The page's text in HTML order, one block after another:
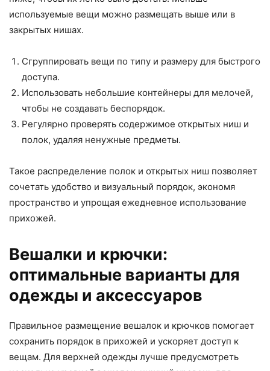
используемые вещи можно размещать выше или в
закрытых нишах.
Сгруппировать вещи по типу и размеру для быстрого
доступа.
Использовать небольшие контейнеры для мелочей,
чтобы не создавать беспорядок.
Регулярно проверять содержимое открытых ниш и
полок, удаляя ненужные предметы.
Такое распределение полок и открытых ниш позволяет
сочетать удобство и визуальный порядок, экономя
пространство и упрощая ежедневное использование
прихожей.
Вешалки и крючки:
оптимальные варианты для
одежды и аксессуаров
Правильное размещение вешалок и крючков помогает
сохранить порядок в прихожей и ускоряет доступ к
вещам. Для верхней одежды лучше предусмотреть